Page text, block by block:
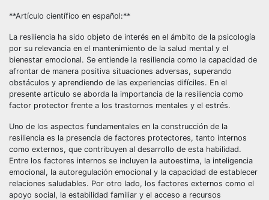
**Artículo científico en español:**
La resiliencia ha sido objeto de interés en el ámbito de la psicología
por su relevancia en el mantenimiento de la salud mental y el
bienestar emocional. Se entiende la resiliencia como la capacidad de
afrontar de manera positiva situaciones adversas, superando
obstáculos y aprendiendo de las experiencias difíciles. En el
presente artículo se aborda la importancia de la resiliencia como
factor protector frente a los trastornos mentales y el estrés.
Uno de los aspectos fundamentales en la construcción de la
resiliencia es la presencia de factores protectores, tanto internos
como externos, que contribuyen al desarrollo de esta habilidad.
Entre los factores internos se incluyen la autoestima, la inteligencia
emocional, la autoregulación emocional y la capacidad de establecer
relaciones saludables. Por otro lado, los factores externos como el
apoyo social, la estabilidad familiar y el acceso a recursos